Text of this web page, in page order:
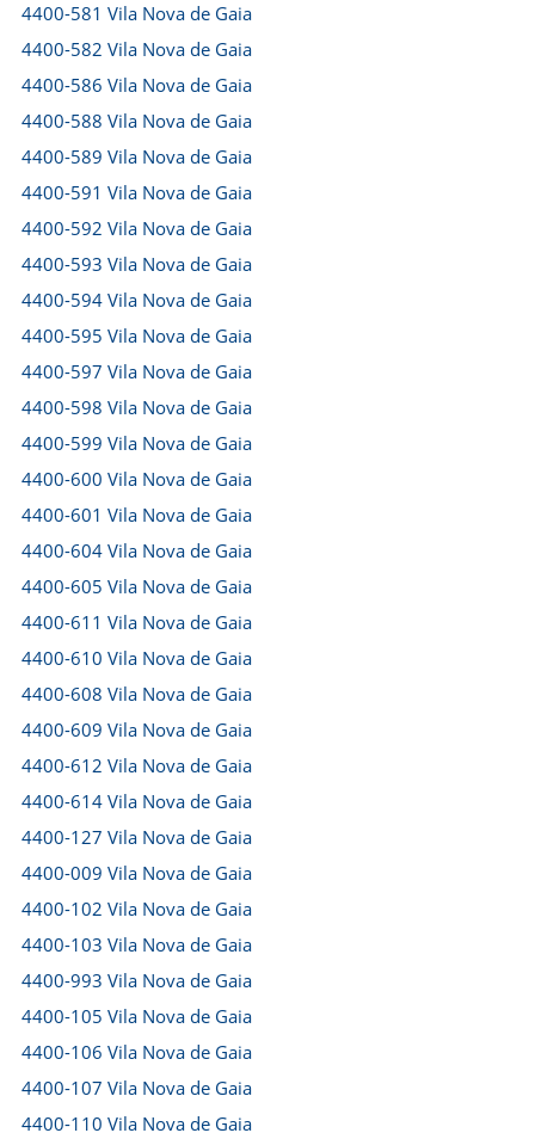
4400-581 Vila Nova de Gaia
4400-582 Vila Nova de Gaia
4400-586 Vila Nova de Gaia
4400-588 Vila Nova de Gaia
4400-589 Vila Nova de Gaia
4400-591 Vila Nova de Gaia
4400-592 Vila Nova de Gaia
4400-593 Vila Nova de Gaia
4400-594 Vila Nova de Gaia
4400-595 Vila Nova de Gaia
4400-597 Vila Nova de Gaia
4400-598 Vila Nova de Gaia
4400-599 Vila Nova de Gaia
4400-600 Vila Nova de Gaia
4400-601 Vila Nova de Gaia
4400-604 Vila Nova de Gaia
4400-605 Vila Nova de Gaia
4400-611 Vila Nova de Gaia
4400-610 Vila Nova de Gaia
4400-608 Vila Nova de Gaia
4400-609 Vila Nova de Gaia
4400-612 Vila Nova de Gaia
4400-614 Vila Nova de Gaia
4400-127 Vila Nova de Gaia
4400-009 Vila Nova de Gaia
4400-102 Vila Nova de Gaia
4400-103 Vila Nova de Gaia
4400-993 Vila Nova de Gaia
4400-105 Vila Nova de Gaia
4400-106 Vila Nova de Gaia
4400-107 Vila Nova de Gaia
4400-110 Vila Nova de Gaia